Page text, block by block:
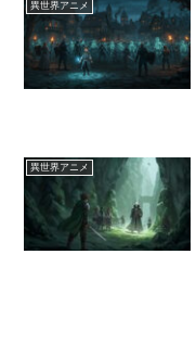
異世界アニメ
異世界アニメ